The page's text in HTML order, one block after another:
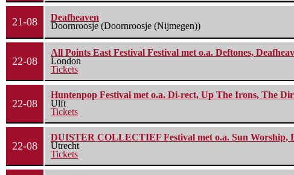
21-08
Deafheaven
Doornroosje (Doornroosje (Nijmegen))
22-08
All Points East Festival Festival met o.a. Deftones,
London
Tickets
22-08
Huntenpop Festival met o.a. Di-rect, Up The Irons, The
Ulft
Tickets
22-08
DUISTER COLLECTIEF Festival met o.a. Sun Worship,
Utrecht
Tickets